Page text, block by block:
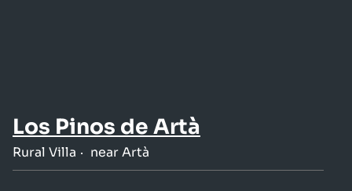
Los Pinos de Artà
Rural Villa near Artà